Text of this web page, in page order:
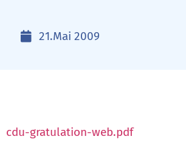
21.Mai 2009
cdu-gratulation-web.pdf